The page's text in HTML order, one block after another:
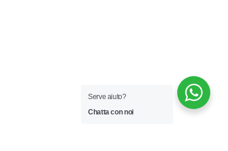
Serve aiuto?
Chatta con noi